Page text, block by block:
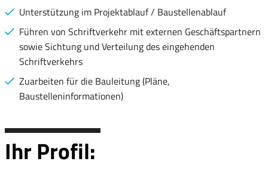
Unterstützung im Projektablauf / Baustellenablauf
Führen von Schriftverkehr mit externen Geschäftspartnern
sowie Sichtung und Verteilung des eingehenden
Schriftverkehrs
Zuarbeiten für die Bauleitung (Pläne,
Baustelleninformationen)
Ihr Profil: